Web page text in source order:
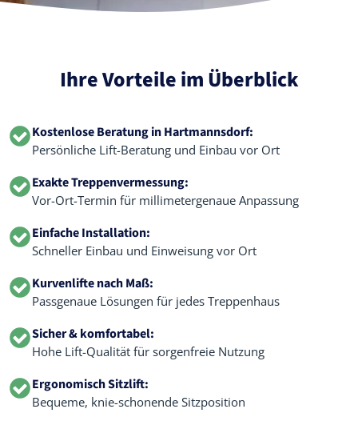
Ihre Vorteile im Überblick
Kostenlose Beratung in Hartmannsdorf:
Persönliche Lift-Beratung und Einbau vor Ort
Exakte Treppenvermessung:
Vor-Ort-Termin für millimetergenaue Anpassung
Einfache Installation:
Schneller Einbau und Einweisung vor Ort
Kurvenlifte nach Maß:
Passgenaue Lösungen für jedes Treppenhaus
Sicher & komfortabel:
Hohe Lift-Qualität für sorgenfreie Nutzung
Ergonomisch Sitzlift:
Bequeme, knie-schonende Sitzposition